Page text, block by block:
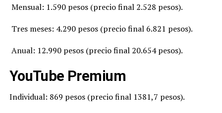
Mensual: 1.590 pesos (precio final 2.528 pesos).
Tres meses: 4.290 pesos (precio final 6.821 pesos).
Anual: 12.990 pesos (precio final 20.654 pesos).
YouTube Premium
Individual: 869 pesos (precio final 1381,7 pesos).